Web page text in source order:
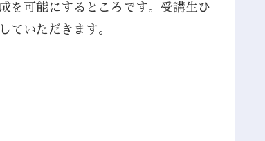
を可能にするところです。受講生ひ
ていただきます。